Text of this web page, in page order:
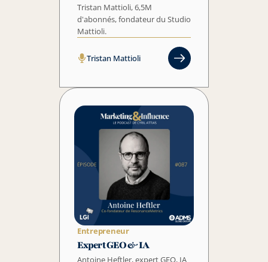
Tristan Mattioli, 6,5M
d'abonnés, fondateur du Studio
Mattioli.
Tristan Mattioli
Entrepreneur
Expert GEO & IA
Antoine Heftler, expert GEO, IA